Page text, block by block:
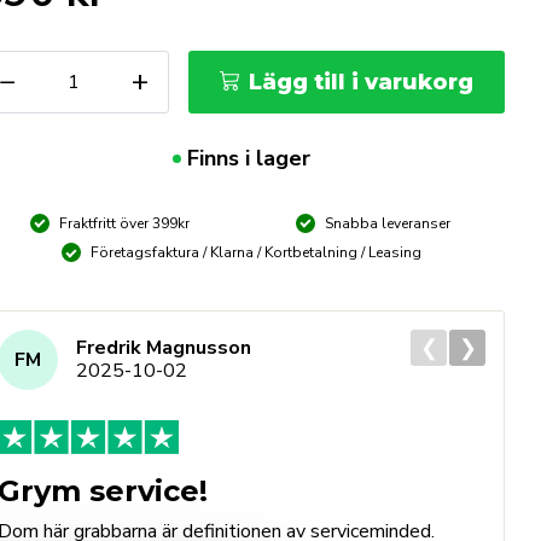
− + Lägg till i varukorg
Finns i lager
Fraktfritt över 399kr
Snabba leveranser
Företagsfaktura / Klarna / Kortbetalning / Leasing
FM
Fredrik Magnusson
2025-10-02
Grym service!
Dom här grabbarna är definitionen av serviceminded.
❮ ❯